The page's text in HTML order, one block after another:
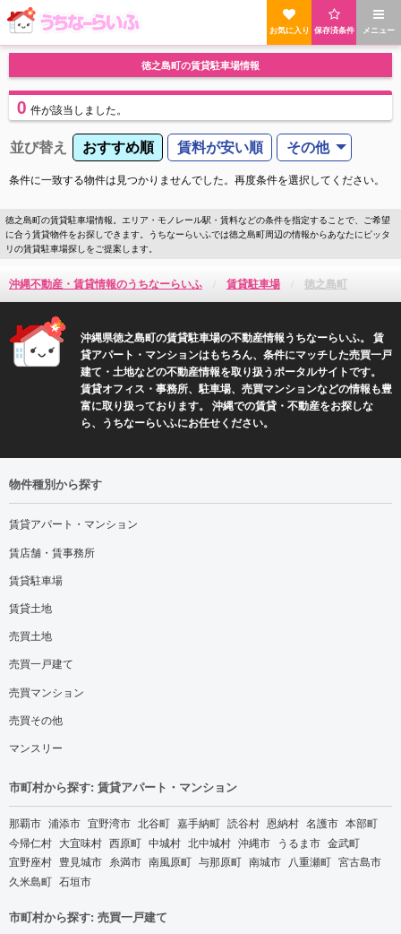
メニュー
保存済条件
お気に入り
徳之島町の賃貸駐車場情報
0 件が該当しました。
並び替え おすすめ順 賃料が安い順 その他
条件に一致する物件は見つかりませんでした。再度条件を選択してください。
徳之島町の賃貸駐車場情報。エリア・モノレール駅・賃料などの条件を指定することで、ご希望
に合う賃貸物件をお探しできます。うちなーらいふでは徳之島町周辺の情報からあなたにピッタ
リの賃貸駐車場探しをご提案します。
沖縄不動産・賃貸情報のうちなーらいふ 賃貸駐車場 徳之島町
沖縄県徳之島町の賃貸駐車場の不動産情報うちなーらいふ。 賃
貸アパート・マンションはもちろん、条件にマッチした売買一戸
建て・土地などの不動産情報を取り扱うポータルサイトです。
賃貸オフィス・事務所、駐車場、売買マンションなどの情報も豊
富に取り扱っております。 沖縄での賃貸・不動産をお探しな
ら、うちなーらいふにお任せください。
物件種別から探す
賃貸アパート・マンション
賃店舗・賃事務所
賃貸駐車場
賃貸土地
売買土地
売買一戸建て
売買マンション
売買その他
マンスリー
市町村から探す: 賃貸アパート・マンション
那覇市 浦添市 宜野湾市 北谷町 嘉手納町 読谷村 恩納村 名護市 本部町
今帰仁村 大宜味村 西原町 中城村 北中城村 沖縄市 うるま市 金武町
宜野座村 豊見城市 糸満市 南風原町 与那原町 南城市 八重瀬町 宮古島市
久米島町 石垣市
市町村から探す: 売買一戸建て